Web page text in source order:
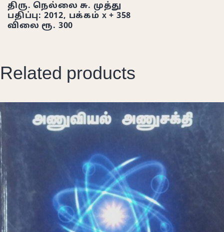
திரு. நெல்லை சு. முத்து
பதிப்பு: 2012, பக்கம் x + 358
விலை ரூ. 300
Related products